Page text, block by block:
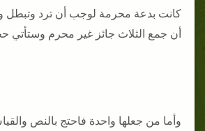
كانت بدعة محرمة لوجب أن ترد وتبطل
أن جمع الثلاث جائز غير محرم وستأتي
وأما من جعلها واحدة فاحتج بالنص